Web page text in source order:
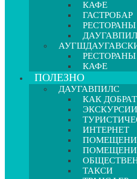
КАФЕ
ГАСТРОБАР
РЕСТОРАНЫ
КАФЕ
ПОЛЕЗНО
ДАУГАВПИЛС
КАК
ЭКСКУРСИИ
ИНТЕРНЕТ
ТАКСИ